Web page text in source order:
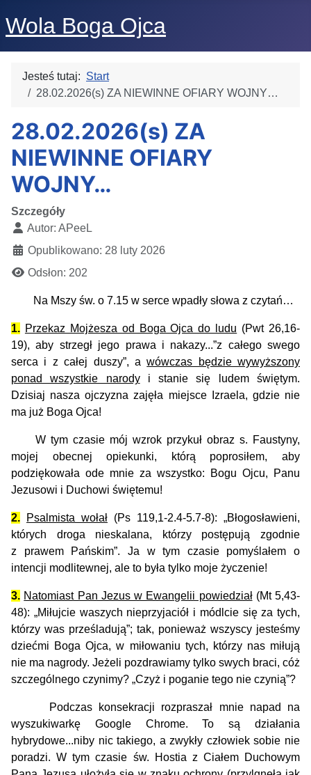
Wola Boga Ojca
Jesteś tutaj: Start
28.02.2026(s) ZA NIEWINNE OFIARY WOJNY…
28.02.2026(s) ZA
NIEWINNE OFIARY
WOJNY…
Szczegóły
Autor: APeeL
Opublikowano: 28 luty 2026
Odsłon: 202
Na Mszy św. o 7.15 w serce wpadły słowa z czytań…
1. Przekaz Mojżesza od Boga Ojca do ludu (Pwt 26,16-
19), aby strzegł jego prawa i nakazy...”z całego swego
serca i z całej duszy”, awówczas będzie wywyższony
ponad wszystkie narodyi stanie się ludem świętym.
Dzisiaj nasza ojczyzna zajęła miejsce Izraela, gdzie nie
ma już Boga Ojca!
W tym czasie mój wzrok przykuł obraz s. Faustyny,
mojej obecnej opiekunki, którą poprosiłem, aby
podziękowała ode mnie za wszystko: Bogu Ojcu, Panu
Jezusowi i Duchowi świętemu!
2. Psalmista wołał (Ps 119,1-2.4-5.7-8): „Błogosławieni,
których droga nieskalana, którzy postępują zgodnie
z prawem Pańskim”. Ja w tym czasie pomyślałem o
intencji modlitewnej, ale to była tylko moje życzenie!
3. Natomiast Pan Jezus w Ewangelii powiedział(Mt 5,43-
48): „Miłujcie waszych nieprzyjaciół i módlcie się za tych,
którzy was prześladują”; tak, ponieważ wszyscy jesteśmy
dziećmi Boga Ojca, w miłowaniu tych, którzy nas miłują
nie ma nagrody. Jeżeli pozdrawiamy tylko swych braci, cóż
szczególnego czynimy? „Czyż i poganie tego nie czynią”?
Podczas konsekracji rozpraszał mnie napad na
wyszukiwarkę Google Chrome. To są działania
hybrydowe...niby nic takiego, a zwykły człowiek sobie nie
poradzi. W tym czasie św. Hostia z Ciałem Duchowym